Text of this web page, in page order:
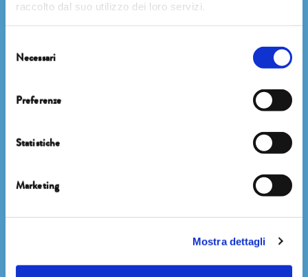
raccolto dal suo utilizzo dei loro servizi.
delNecessari
Preferenze
Statistiche
Marketing
Mostra dettagli